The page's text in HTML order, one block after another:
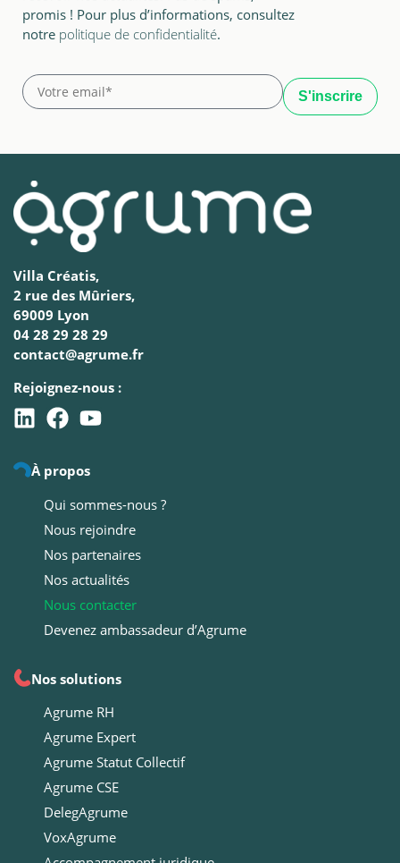
promis ! Pour plus d’informations, consultez
notre politique de confidentialité.
Villa Créatis,
2 rue des Mûriers,
69009 Lyon
04 28 29 28 29
contact@agrume.fr
Rejoignez-nous :
À propos
Qui sommes-nous ?
Nous rejoindre
Nos partenaires
Nos actualités
Nous contacter
Devenez ambassadeur d’Agrume
Nos solutions
Agrume RH
Agrume Expert
Agrume Statut Collectif
Agrume CSE
DelegAgrume
VoxAgrume